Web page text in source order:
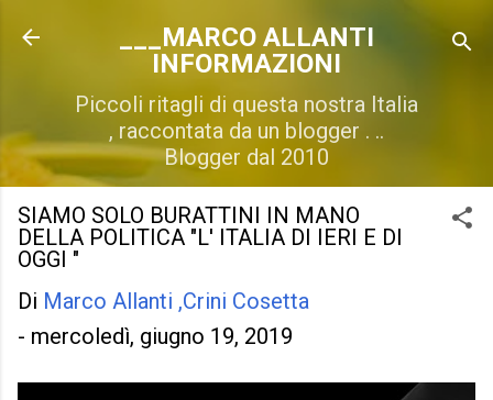
Passa ai contenuti principali
___MARCO ALLANTI
INFORMAZIONI
Piccoli ritagli di questa nostra Italia
, raccontata da un blogger . ..
Blogger dal 2010
SIAMO SOLO BURATTINI IN MANO
DELLA POLITICA "L' ITALIA DI IERI E DI
OGGI "
Di Marco Allanti ,Crini Cosetta
- mercoledì, giugno 19, 2019